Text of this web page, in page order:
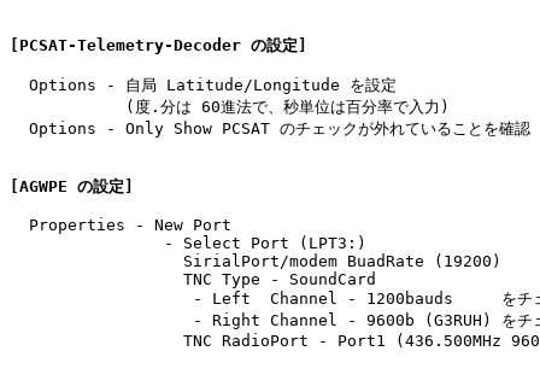
[PCSAT-Telemetry-Decoder の設定]
  Options - 自局 Latitude/Longitude を設定
            (度.分は 60進法で、秒単位は百分率で入力)
  Options - Only Show PCSAT のチェックが外れていることを確認
[AGWPE の設定]
  Properties - New Port
                - Select Port (LPT3:)
                  SirialPort/modem BuadRate (19200)
                  TNC Type - SoundCard
- Left  Channel - 1200bauds     をチ
- Right Channel - 9600b (G3RUH) をチ
TNC RadioPort - Port1 (436.500MHz